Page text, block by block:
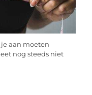
aan moeten
nog steeds niet